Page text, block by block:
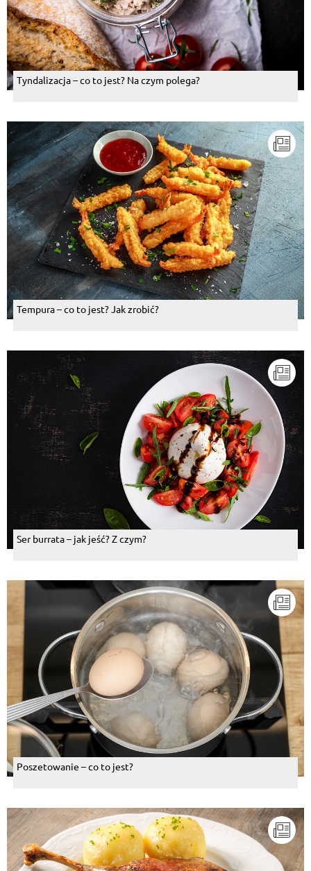
Tyndalizacja – co to jest? Na czym polega?
Tempura – co to jest? Jak zrobić?
Ser burrata – jak jeść? Z czym?
Poszetowanie – co to jest?